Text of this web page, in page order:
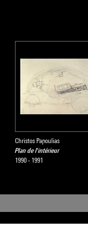
Christos Papoulias
Plan de l'intérieur
1990 - 1991